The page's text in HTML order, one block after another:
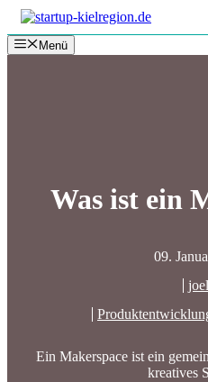
Zum
Inhalt
springenMenü
Was ist ein
09.
Ein Makerspace ist ein
kreatives